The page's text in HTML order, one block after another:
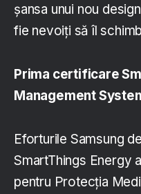
șansa unui nou
fie nevoiți să îl
Prima certificare
Management
Eforturile Samsung
SmartThings Energy
pentru Protecția